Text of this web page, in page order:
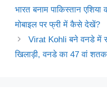
भारत बनाम पाकिस्तान
मोबाइल पर फ्री में कैसे देखें?
Virat Kohli बने वनडे में
खिलाड़ी, वनडे का 47 वां शतक